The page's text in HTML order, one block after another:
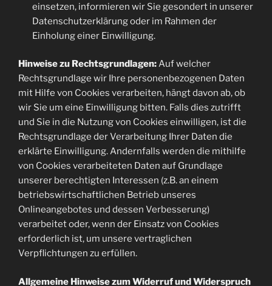
einsetzen, informieren wir Sie gesondert in unserer
Datenschutzerklärung oder im Rahmen der
Einholung einer Einwilligung.
Hinweise zu Rechtsgrundlagen:Auf welcher
Rechtsgrundlage wir Ihre personenbezogenen Daten
mit Hilfe von Cookies verarbeiten, hängt davon ab, ob
wir Sie um eine Einwilligung bitten. Falls dies zutrifft
und Sie in die Nutzung von Cookies einwilligen, ist die
Rechtsgrundlage der Verarbeitung Ihrer Daten die
erklärte Einwilligung. Andernfalls werden die mithilfe
von Cookies verarbeiteten Daten auf Grundlage
unserer berechtigten Interessen (z.B. an einem
betriebswirtschaftlichen Betrieb unseres
Onlineangebotes und dessen Verbesserung)
verarbeitet oder, wenn der Einsatz von Cookies
erforderlich ist, um unsere vertraglichen
Verpflichtungen zu erfüllen.
Allgemeine Hinweise zum Widerruf und Widerspruch